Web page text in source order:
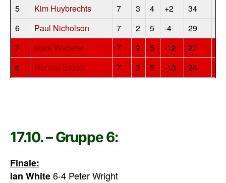
5
Kim Huybrechts 7 3 4 +2 34
6
Paul Nicholson 7 2 5 -4 29
7
Mark Webster 7 2 5 -12 27
8
Ronnie Baxter 7 2 5 -13 24
17.10. – Gruppe 6:
Finale:
Ian White6-4 Peter Wright